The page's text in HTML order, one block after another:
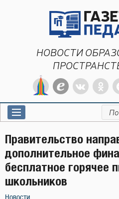
НОВОСТИ
Правительство
дополнительное
бесплатное горячее
школьников